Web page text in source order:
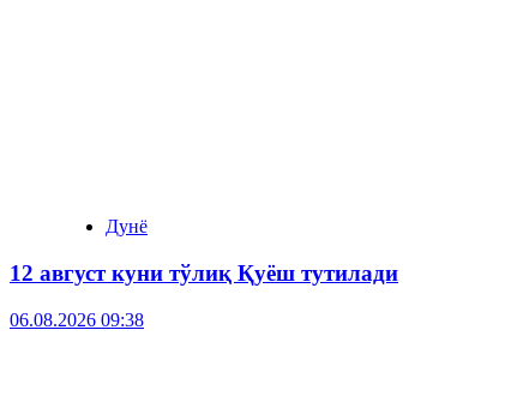
Дунё
12 август куни тўлиқ Қуёш тутилади
06.08.2026 09:38